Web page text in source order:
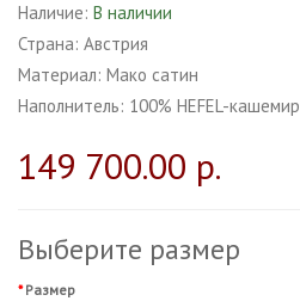
Наличие: В наличии
Страна: Австрия
Материал: Мако сатин
Наполнитель: 100% HEFEL-кашемир
149 700.00 р.
Выберите размер
Размер